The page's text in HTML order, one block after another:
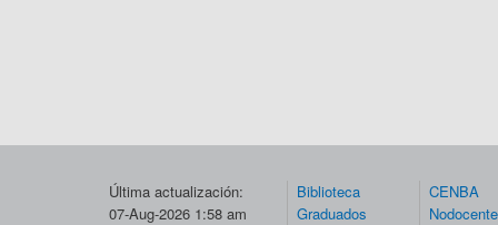
Última actualización:
07-Aug-2026 1:58 am
Biblioteca
Graduados
CENBA